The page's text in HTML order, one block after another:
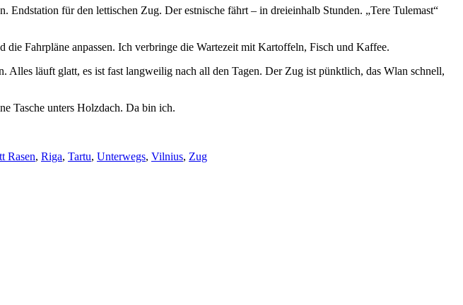
für den lettischen Zug. Der estnische fährt – in dreieinhalb Stunden. „Tere Tulemast“
Fahrpläne anpassen. Ich verbringe die Wartezeit mit Kartoffeln, Fisch und Kaffee.
läuft glatt, es ist fast langweilig nach all den Tagen. Der Zug ist pünktlich, das Wlan schnell,
Tasche unters Holzdach. Da bin ich.
Rasen, Riga, Tartu, Unterwegs, Vilnius, Zug